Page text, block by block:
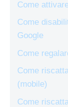
Come
Come
Google
Come
Come
(mobile)
Come